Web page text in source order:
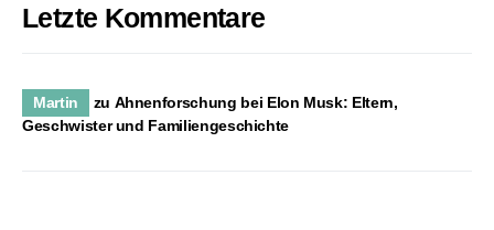
Letzte Kommentare
Martin zu Ahnenforschung bei Elon Musk: Eltern,
Geschwister und Familiengeschichte